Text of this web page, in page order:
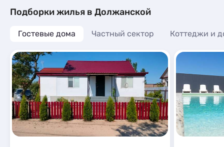
Подборки жилья в Должанской
Гостевые дома Частный сектор Коттеджи и